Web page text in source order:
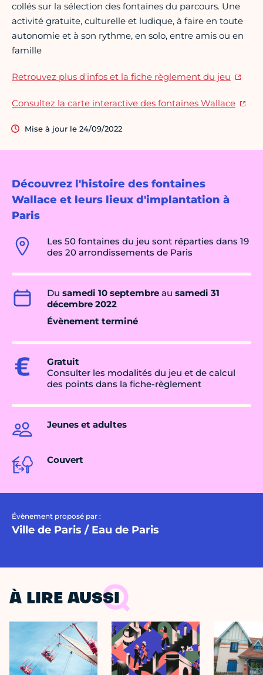
Découvrez l'histoire des fontaines
Wallace et leurs lieux d'implantation à
Paris
Les 50 fontaines du jeu sont réparties dans 19
des 20 arrondissements de Paris
Du samedi 10 septembre au samedi 31
décembre 2022
Évènement terminé
Gratuit
Consulter les modalités du jeu et de calcul
des points dans la fiche-règlement
Jeunes et adultes
Couvert
Évènement proposé par :
Ville de Paris / Eau de Paris
collés sur la sélection des fontaines du parcours. Une
activité gratuite, culturelle et ludique, à faire en toute
autonomie et à son rythme, en solo, entre amis ou en
famille
Retrouvez plus d'infos et la fiche règlement du jeu
Consultez la carte interactive des fontaines Wallace
Mise à jour le 24/09/2022
À LIRE AUSSI